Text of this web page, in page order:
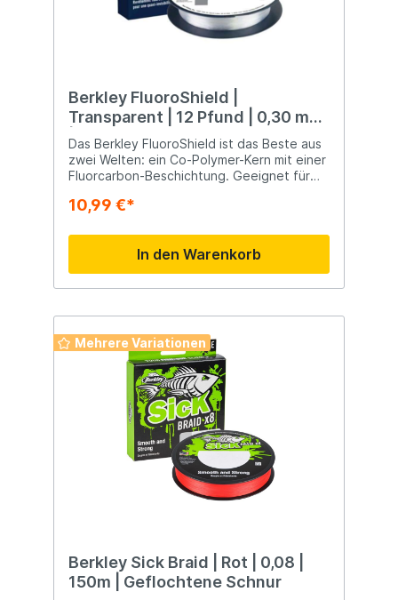
Berkley FluoroShield |
Transparent | 12 Pfund | 0,30 mm
| 274m
Das Berkley FluoroShield ist das Beste aus
zwei Welten: ein Co-Polymer-Kern mit einer
Fluorcarbon-Beschichtung. Geeignet für
Die Abriebfestigkeit ist vergleichbar mit
unsichtbar.
10,99 €*
In den Warenkorb
Mehrere Variationen
Berkley Sick Braid | Rot | 0,08 |
150m | Geflochtene Schnur